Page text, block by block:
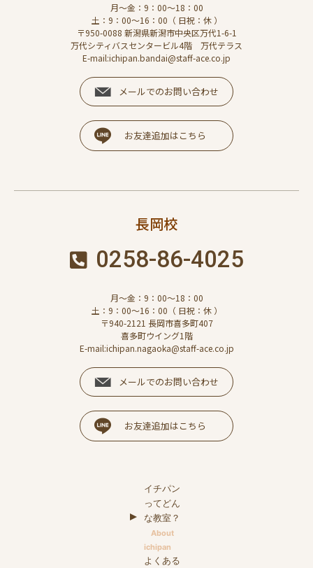
月～金：9：00～18：00
土：9：00～16：00（ 日祝：休 ）
〒950-0088 新潟県新潟市中央区万代1-6-1
万代シティバスセンタービル4階 万代テラス
E-mail:ichipan.bandai@staff-ace.co.jp
メールでのお問い合わせ
お友達追加はこちら
長岡校
0258-86-4025
月～金：9：00～18：00
土：9：00～16：00（ 日祝：休 ）
〒940-2121 長岡市喜多町407
喜多町ウイング1階
E-mail:ichipan.nagaoka@staff-ace.co.jp
メールでのお問い合わせ
お友達追加はこちら
イチパン
ってどん
な教室？
About
ichipan
よくある